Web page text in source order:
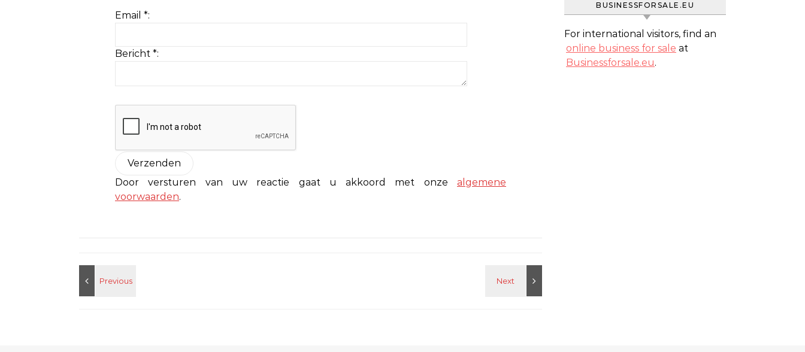
Email *:
Bericht *:
Door versturen van uw reactie gaat u akkoord met onze algemene
voorwaarden.
BUSINESSFORSALE.EU
For international visitors, find an
online business for sale at
Businessforsale.eu.